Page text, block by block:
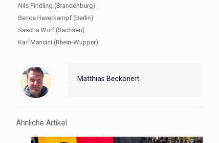
Nils Findling (Brandenburg)
Bence Haverkampf (Berlin)
Sascha Wolf (Sachsen)
Karl Mancini (Rhein-Wupper)
Matthias Beckonert
Ähnliche Artikel